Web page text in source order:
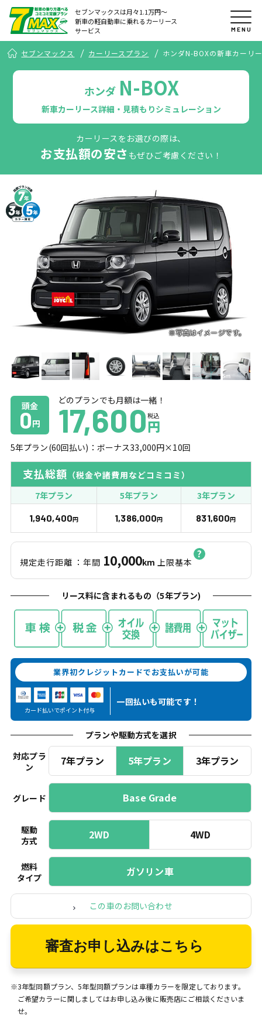
セブンマックスは月々1.1万円〜
新車の軽自動車に乗れるカーリース
サービス
MENU
セブンマックス カーリースプラン ホンダN-BOXの新車カーリ
ホンダ N-BOX
新車カーリース詳細・見積もりシミュレーション
カーリースをお選びの際は、
お支払額の安さ もぜひご考慮ください！
頭金
0円
どのプランでも月額は一緒！
17,600 税込
円
5年プラン(60回払い)：ボーナス33,000円×10回
支払総額 （税金や諸費用などコミコミ）
7年プラン
5年プラン 3年プラン
1,940,400円 1,386,000円 831,600円
規定走行距離 ：年間 10,000km 上限基本
リース料に含まれるもの（5年プラン)
業界初クレジットカードでお支払いが可能
カード払いでポイント付与
一回払いも可能です！
プランや駆動方式を選択
対応プラ
ン
7年プラン 5年プラン 3年プラン
グレード Base Grade
駆動
方式
2WD 4WD
燃料
タイプ
ガソリン車
この車のお問い合わせ
審査お申し込みはこちら
※3年型同額プラン、5年型同額プランは車種カラーを限定しております。
ご希望カラーに関しましてはお申し込み後に販売店にご相談くださいま
せ。